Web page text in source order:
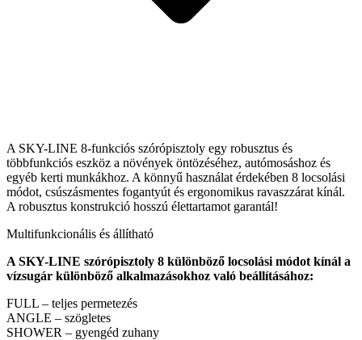
A SKY-LINE 8-funkciós szórópisztoly egy robusztus és
többfunkciós eszköz a növények öntözéséhez, autómosáshoz és
egyéb kerti munkákhoz. A könnyű használat érdekében 8 locsolási
módot, csúszásmentes fogantyút és ergonomikus ravaszzárat kínál.
A robusztus konstrukció hosszú élettartamot garantál!
Multifunkcionális és állítható
A SKY-LINE szórópisztoly 8 különböző locsolási módot kínál a
vízsugár különböző alkalmazásokhoz való beállításához:
FULL – teljes permetezés
ANGLE – szögletes
SHOWER – gyengéd zuhany